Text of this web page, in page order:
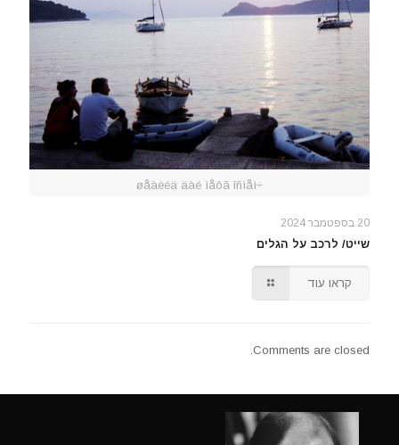
÷øåàèéä äàé ìåôã îñìåì
20 בספטמבר 2024
שייט/ לרכב על הגלים
קראו עוד
Comments are closed.